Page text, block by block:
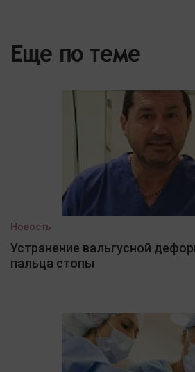
Еще по теме
Новость
Устранение вальгусной
пальца стопы